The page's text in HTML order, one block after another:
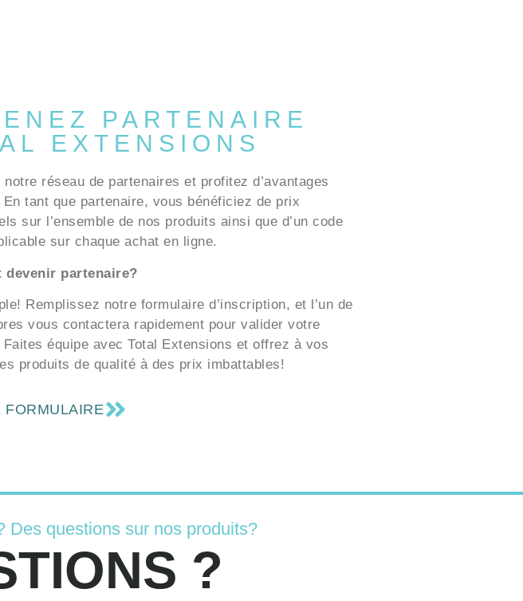
PARTENAIRE
EXTENSIONS
notre réseau de partenaires et profitez d’avantages
tant que partenaire, vous bénéficiez de prix
sur l’ensemble de nos produits ainsi que d’un code
sur chaque achat en ligne.
devenir partenaire?
Remplissez notre formulaire d’inscription, et l’un de
vous contactera rapidement pour valider votre
Faites équipe avec Total Extensions et offrez à vos
produits de qualité à des prix imbattables!
FORMULAIRE
Des questions sur nos produits?
?